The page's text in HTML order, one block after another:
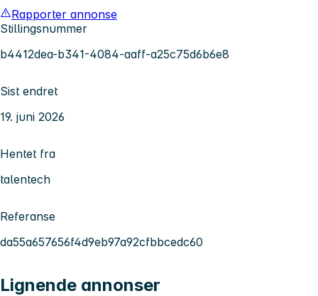
Rapporter annonse
Stillingsnummer
b4412dea-b341-4084-aaff-a25c75d6b6e8
Sist endret
19. juni 2026
Hentet fra
talentech
Referanse
da55a657656f4d9eb97a92cfbbcedc60
Lignende annonser